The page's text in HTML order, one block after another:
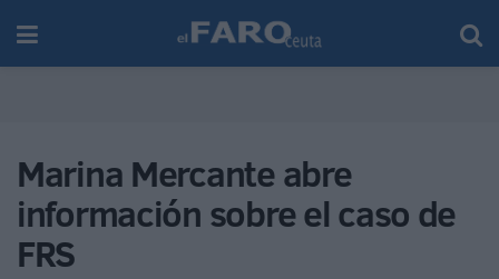
Marina Mercante abre
información sobre el caso de
FRS